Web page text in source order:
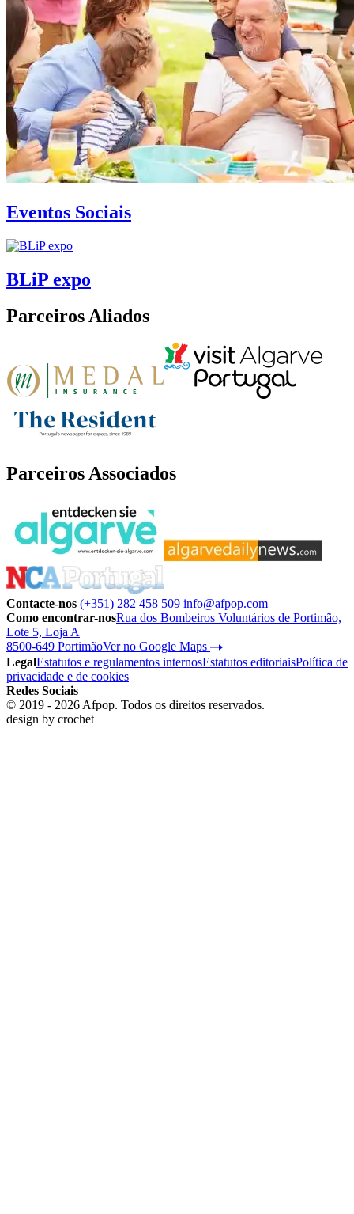
Eventos Sociais
BLiP expo
Parceiros Aliados
Parceiros Associados
Contacte-nos (+351) 282 458 509 info@afpop.com
Como encontrar-nosRua dos Bombeiros Voluntários de Portimão,
Lote 5, Loja A
8500-649 PortimãoVer no Google Maps
LegalEstatutos e regulamentos internosEstatutos editoriaisPolítica de
privacidade e de cookies
Redes Sociais
© 2019 - 2026 Afpop. Todos os direitos reservados.
design by crochet